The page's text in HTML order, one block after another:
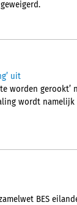
uit
worden
wordt
BES